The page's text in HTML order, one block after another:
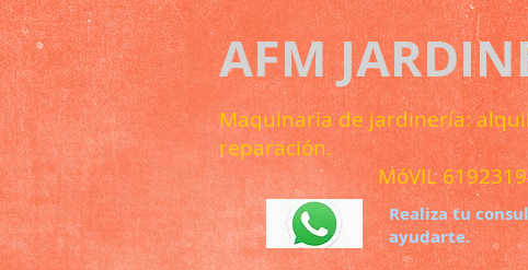
AFM
Maquinaria de jardinería:
reparación.
MóVIL
Realiza tu
ayudarte.